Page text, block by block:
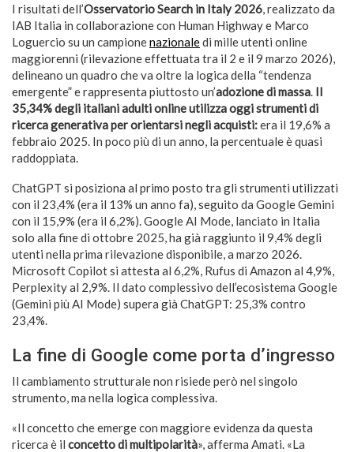
I risultati dell’Osservatorio Search in Italy 2026 , realizzato da
IAB Italia in collaborazione con Human Highway e Marco
Loguercio su un campionenazionaledi mille utenti online
maggiorenni (rilevazione effettuata tra il 2 e il 9 marzo 2026),
delineano un quadro che va oltre la logica della “tendenza
emergente” e rappresenta piuttosto un’adozione di massa Il
35,34% degli italiani adulti online utilizza oggi strumenti di
ricerca generativa per orientarsi negli acquisti:era il 19,6% a
febbraio 2025. In poco più di un anno, la percentuale è quasi
raddoppiata.
ChatGPT si posiziona al primo posto tra gli strumenti utilizzati
con il 23,4% (era il 13% un anno fa), seguito da Google Gemini
con il 15,9% (era il 6,2%). Google AI Mode, lanciato in Italia
solo alla fine di ottobre 2025, ha già raggiunto il 9,4% degli
utenti nella prima rilevazione disponibile, a marzo 2026.
Microsoft Copilot si attesta al 6,2%, Rufus di Amazon al 4,9%,
Perplexity al 2,9%. Il dato complessivo dell’ecosistema Google
(Gemini più AI Mode) supera già ChatGPT: 25,3% contro
23,4%.
La fine di Google come porta d’ingresso
Il cambiamento strutturale non risiede però nel singolo
strumento, ma nella logica complessiva.
«Il concetto che emerge con maggiore evidenza da questa
ricerca è il concetto di multipolarità», afferma Amati. «La